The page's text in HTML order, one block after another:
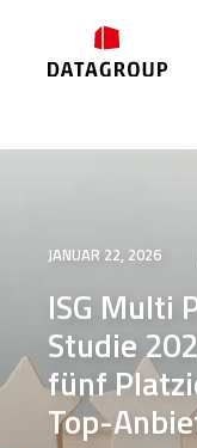
JANUAR 22, 2026
ISG Multi
Studie
fünf
Top-